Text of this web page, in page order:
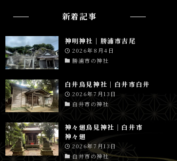
新着記事
神明神社│勝浦市吉尾
2026年8月4日
勝浦市の神社
白井鳥見神社│白井市白井
2026年7月13日
白井市の神社
神々廻鳥見神社│白井市
神々廻
2026年7月13日
白井市の神社